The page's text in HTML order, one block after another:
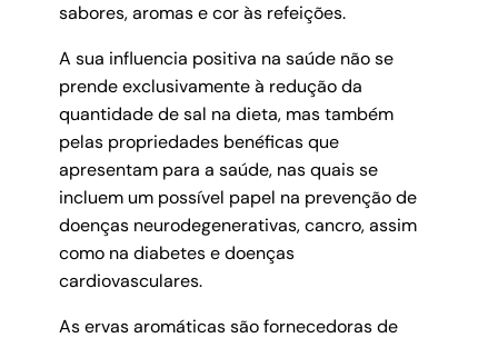
sabores, aromas e cor às refeições.
A sua influencia positiva na saúde não se
prende exclusivamente à redução da
quantidade de sal na dieta, mas também
pelas propriedades benéficas que
apresentam para a saúde, nas quais se
incluem um possível papel na prevenção de
doenças neurodegenerativas, cancro, assim
como na diabetes e doenças
cardiovasculares.
As ervas aromáticas são fornecedoras de